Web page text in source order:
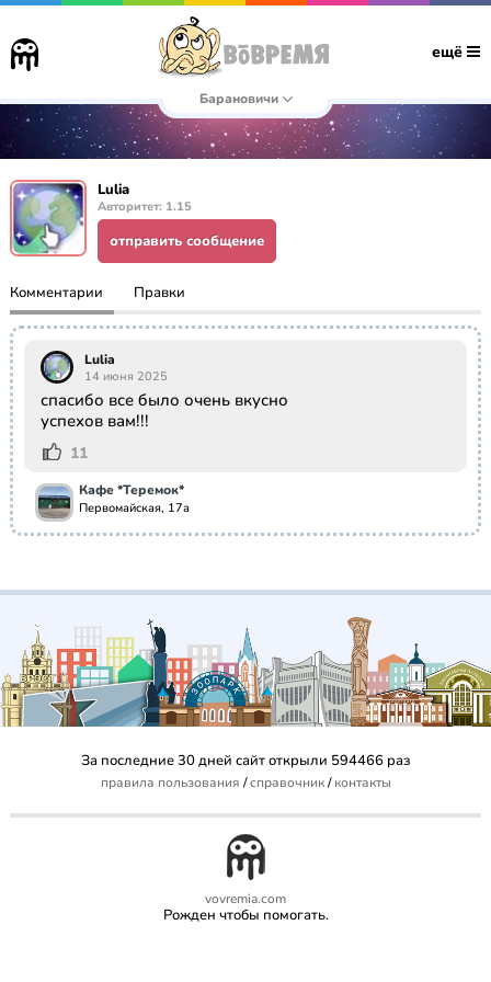
ещё
Барановичи
Lulia
Авторитет: 1.15
отправить сообщение
Комментарии Правки
Lulia
14 июня 2025
спасибо все было очень вкусно
успехов вам!!!
11
Кафе *Теремок*
Первомайская, 17а
За последние 30 дней сайт открыли 594466 раз
правила пользования /справочник/контакты
vovremia.com
Рожден чтобы помогать.